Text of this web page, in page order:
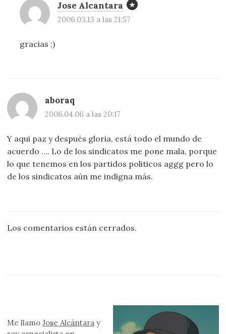
Jose Alcantara
2006.03.13 a las 21:57
gracias ;)
aboraq
2006.04.06 a las 20:17
Y aqui paz y después gloria, está todo el mundo de
acuerdo …. Lo de los sindicatos me pone mala, porque
lo que tenemos en los partidos politicos aggg pero lo
de los sindicatos aún me indigna más.
Los comentarios están cerrados.
Me llamoJose Alcántara y